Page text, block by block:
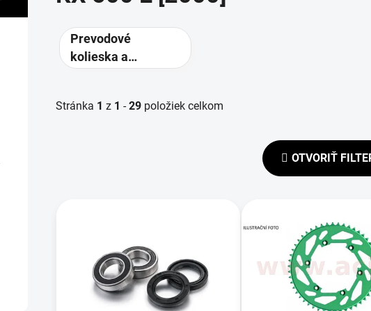
Prevodové
kolieska a
prevody
Stránka 1 z 1 -29 položiek celkom
OTVORIŤ